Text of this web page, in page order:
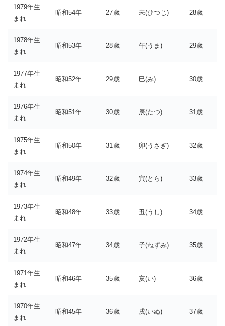
1979年生
まれ
昭和54年 27歳 未(ひつじ) 28歳
1978年生
まれ
昭和53年 28歳 午(うま) 29歳
1977年生
まれ
昭和52年 29歳 巳(み) 30歳
1976年生
まれ
昭和51年 30歳 辰(たつ) 31歳
1975年生
まれ
昭和50年 31歳 卯(うさぎ) 32歳
1974年生
まれ
昭和49年 32歳 寅(とら) 33歳
1973年生
まれ
昭和48年 33歳 丑(うし) 34歳
1972年生
まれ
昭和47年 34歳 子(ねずみ) 35歳
1971年生
まれ
昭和46年 35歳 亥(い) 36歳
1970年生
まれ
昭和45年 36歳 戌(いぬ) 37歳